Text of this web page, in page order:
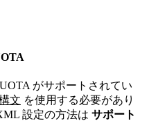
がサポートされてい
文 を使用する必要があり
設定の方法は サポート